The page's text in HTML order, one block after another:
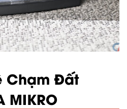
Chạm Đất
MIKRO